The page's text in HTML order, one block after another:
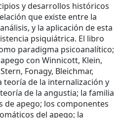
y desarrollos históricos
que existe entre la
y la aplicación de esta
psiquiátrica. El libro
paradigma psicoanalítico;
con Winnicott, Klein,
Fonagy, Bleichmar,
teoría de la internalización y
de la angustia; la familia
de apego; los componentes
del apego; la